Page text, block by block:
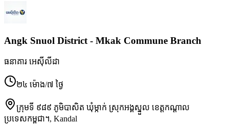
Angk Snuol District - Mkak Commune Branch
ធនាគារ អេស៊ីលីដា
២៤ ម៉ោង/៧ ថ្ងៃ
ក្រុមទី ៩៨៩ ភូមិបាសិត ឃុំម្កាក់ ស្រុកអង្គស្នួល ខេត្តកណ្ដាល
ប្រទេសកម្ពុជា។, Kandal